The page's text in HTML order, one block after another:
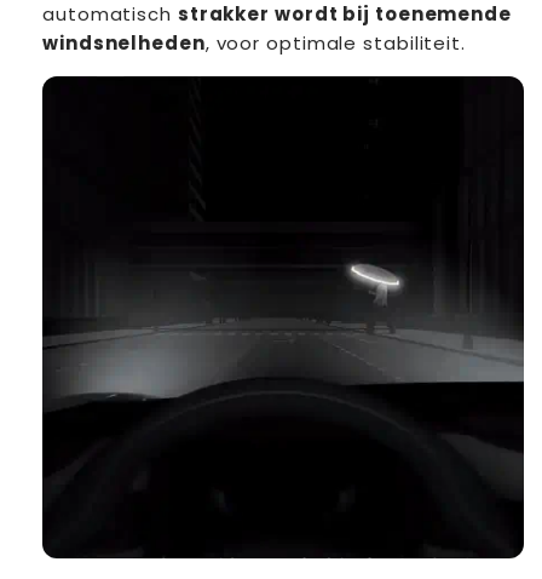
automatisch strakker wordt bij toenemende
windsnelheden, voor optimale stabiliteit.